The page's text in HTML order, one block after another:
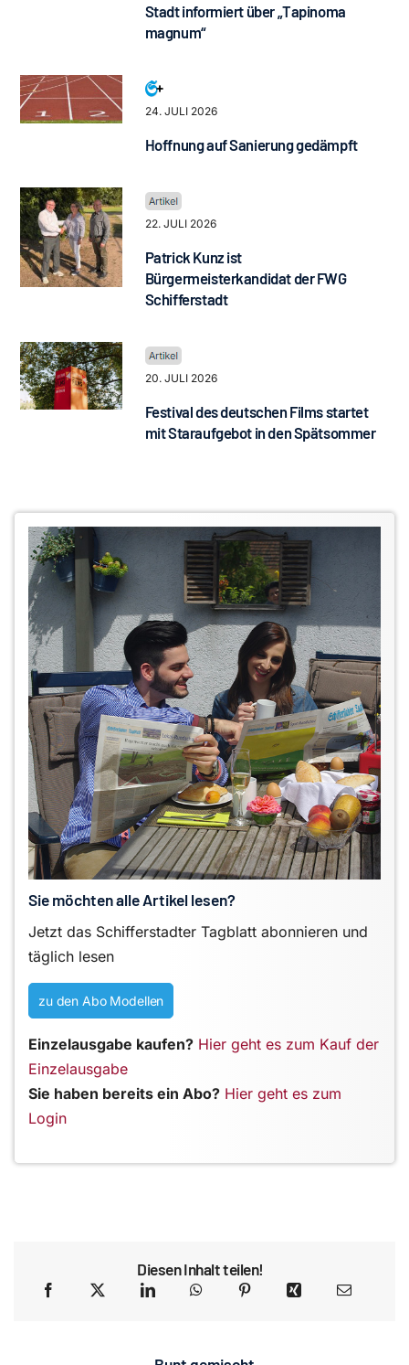
Stadt informiert über „Tapinoma
magnum“
24. JULI 2026
Hoffnung auf Sanierung gedämpft
22. JULI 2026
Patrick Kunz ist
Bürgermeisterkandidat der FWG
Schifferstadt
20. JULI 2026
Festival des deutschen Films startet
mit Staraufgebot in den Spätsommer
Sie möchten alle Artikel lesen?
Jetzt das Schifferstadter Tagblatt abonnieren und
täglich lesen
zu den Abo Modellen
Einzelausgabe kaufen? Hier geht es zum Kauf der
Einzelausgabe
Sie haben bereits ein Abo? Hier geht es zum
Login
Diesen Inhalt teilen!